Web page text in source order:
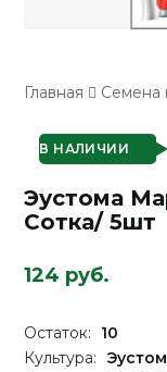
Главная Семена
В НАЛИЧИИ
Эустома
Сотка/ 5шт
124 руб.
Остаток:
10
Культура: